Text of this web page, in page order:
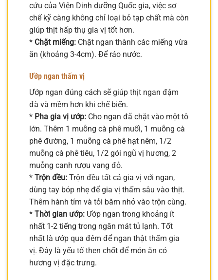
cứu của Viện Dinh dưỡng Quốc gia, việc sơ
chế kỹ càng không chỉ loại bỏ tạp chất mà còn
giúp thịt hấp thụ gia vị tốt hơn.
* Chặt miếng: Chặt ngan thành các miếng vừa
ăn (khoảng 3-4cm). Để ráo nước.
Ướp ngan thấm vị
Ướp ngan đúng cách sẽ giúp thịt ngan đậm
đà và mềm hơn khi chế biến.
* Pha gia vị ướp: Cho ngan đã chặt vào một tô
lớn. Thêm 1 muỗng cà phê muối, 1 muỗng cà
phê đường, 1 muỗng cà phê hạt nêm, 1/2
muỗng cà phê tiêu, 1/2 gói ngũ vị hương, 2
muỗng canh rượu vang đỏ.
* Trộn đều: Trộn đều tất cả gia vị với ngan,
dùng tay bóp nhẹ để gia vị thấm sâu vào thịt.
Thêm hành tím và tỏi băm nhỏ vào trộn cùng.
* Thời gian ướp: Ướp ngan trong khoảng ít
nhất 1-2 tiếng trong ngăn mát tủ lạnh. Tốt
nhất là ướp qua đêm để ngan thật thấm gia
vị. Đây là yếu tố then chốt để món ăn có
hương vị đặc trưng.